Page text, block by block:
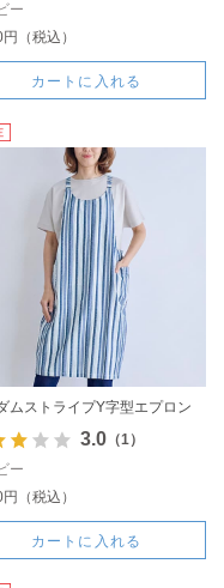
ー
（税込）
カートに入れる
ムストライプY字型エプロン
3.0（1）
ー
（税込）
カートに入れる